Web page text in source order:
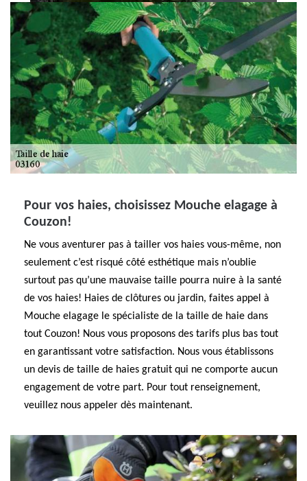
Pour vos haies, choisissez Mouche elagage à
Couzon!
Ne vous aventurer pas à tailler vos haies vous-même, non
seulement c’est risqué côté esthétique mais n’oublie
surtout pas qu’une mauvaise taille pourra nuire à la santé
de vos haies! Haies de clôtures ou jardin, faites appel à
Mouche elagage le spécialiste de la taille de haie dans
tout Couzon! Nous vous proposons des tarifs plus bas tout
en garantissant votre satisfaction. Nous vous établissons
un devis de taille de haies gratuit qui ne comporte aucun
engagement de votre part. Pour tout renseignement,
veuillez nous appeler dès maintenant.